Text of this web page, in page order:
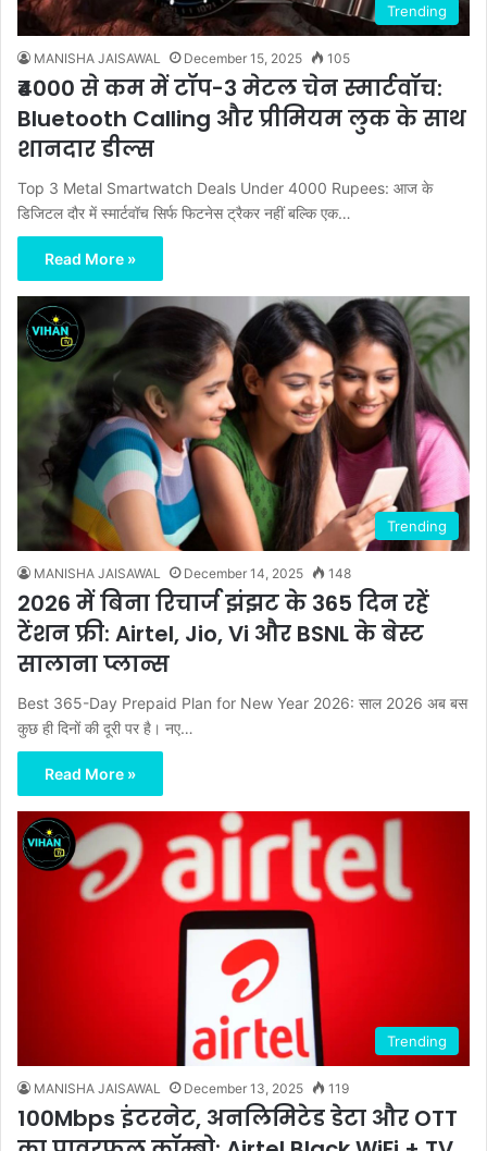
Trending
MANISHA JAISAWAL December 15, 2025 105
₹4000 से कम में टॉप-3 मेटल चेन स्मार्टवॉच:
Bluetooth Calling और प्रीमियम लुक के साथ
शानदार डील्स
Top 3 Metal Smartwatch Deals Under 4000 Rupees: आज के
डिजिटल दौर में स्मार्टवॉच सिर्फ फिटनेस ट्रैकर नहीं बल्कि एक…
Read More »
Trending
MANISHA JAISAWAL December 14, 2025 148
2026 में बिना रिचार्ज झंझट के 365 दिन रहें
टेंशन फ्री: Airtel, Jio, Vi और BSNL के बेस्ट
सालाना प्लान्स
Best 365-Day Prepaid Plan for New Year 2026: साल 2026 अब बस
कुछ ही दिनों की दूरी पर है। नए…
Read More »
Trending
MANISHA JAISAWAL December 13, 2025 119
100Mbps इंटरनेट, अनलिमिटेड डेटा और OTT